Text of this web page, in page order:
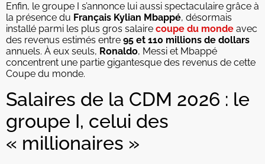
Enfin, le groupe I s’annonce lui aussi spectaculaire grâce à
la présence du Français Kylian Mbappé, désormais
installé parmi les plus gros salaire coupe du monde avec
des revenus estimés entre 95 et 110 millions de dollars
annuels. À eux seuls, Ronaldo, Messi et Mbappé
concentrent une partie gigantesque des revenus de cette
Coupe du monde.
Salaires de la CDM 2026 : le
groupe I, celui des
« millionaires »